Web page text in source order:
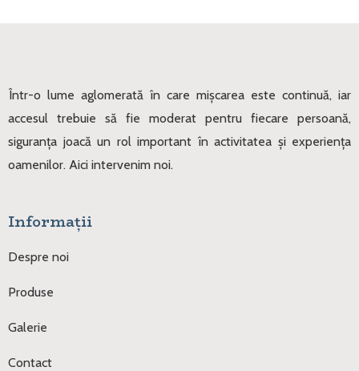
Într-o lume aglomerată în care mișcarea este continuă, iar
accesul trebuie să fie moderat pentru fiecare persoană,
siguranța joacă un rol important în activitatea și experiența
oamenilor. Aici intervenim noi.
Informații
Despre noi
Produse
Galerie
Contact